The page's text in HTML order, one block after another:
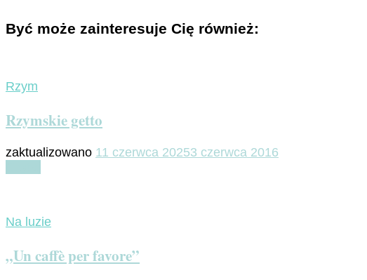
Być może zainteresuje Cię również:
Rzym
Rzymskie getto
zaktualizowano 11 czerwca 20253 czerwca 2016
Na luzie
„Un caffè per favore”